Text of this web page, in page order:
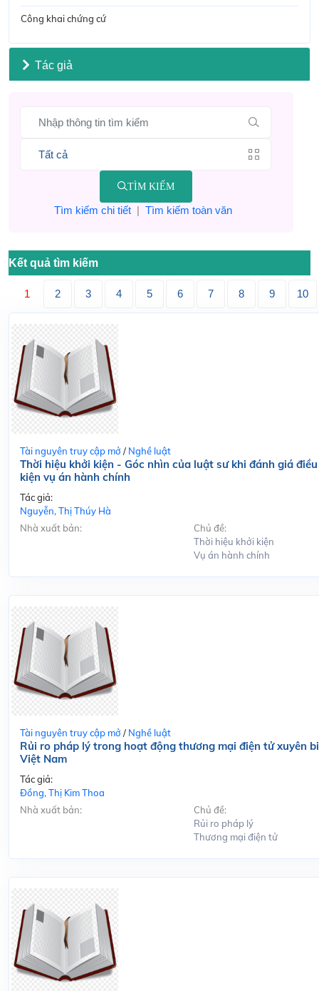
Công khai chứng cứ
Tác giả
TÌM KIẾM
Tìm kiếm chi tiết| Tìm kiếm toàn văn
Kết quả tìm kiếm
1 2 3 4 5 6 7 8 9 10
Tài nguyên truy cập mở / Nghề luật
Thời hiệu khởi kiện - Góc nhìn của luật sư khi đánh giá
kiện vụ án hành chính
Tác giả:
Nguyễn, Thị Thúy Hà
Nhà xuất bản:
Chủ đề:
Thời hiệu khởi kiện
Vụ án hành chính
Tài nguyên truy cập mở / Nghề luật
Rủi ro pháp lý trong hoạt động thương mại điện tử xuyên
Việt Nam
Tác giả:
Đồng, Thị Kim Thoa
Nhà xuất bản:
Chủ đề:
Rủi ro pháp lý
Thương mại điện tử